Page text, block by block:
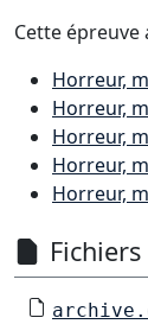
Cette épreuve
Horreur,
Horreur,
Horreur,
Horreur,
Horreur,
Fichiers